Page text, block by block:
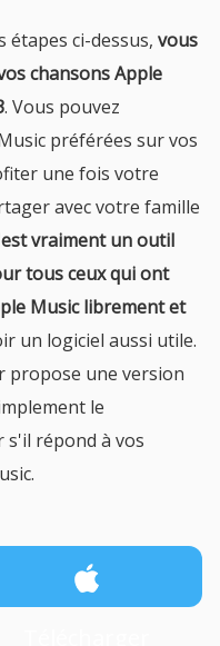
ci-dessus, vous
chansons Apple
. Vous pouvez
préférées sur vos
une fois votre
avec votre famille
vraiment un outil
tous ceux qui ont
Music librement et
un logiciel aussi utile.
propose une version
le
s'il répond à vos